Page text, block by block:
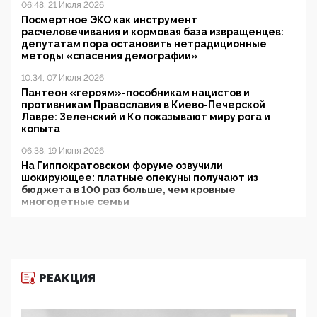
06:48, 21 Июля 2026
Посмертное ЭКО как инструмент
расчеловечивания и кормовая база извращенцев:
депутатам пора остановить нетрадиционные
методы «спасения демографии»
10:34, 07 Июля 2026
Пантеон «героям»-пособникам нацистов и
противникам Православия в Киево-Печерской
Лавре: Зеленский и Ко показывают миру рога и
копыта
06:38, 19 Июня 2026
На Гиппократовском форуме озвучили
шокирующее: платные опекуны получают из
бюджета в 100 раз больше, чем кровные
многодетные семьи
11:53, 09 Июня 2026
деятельность ИИТО ЮНЕСКО в России, но
РЕАКЦИЯ